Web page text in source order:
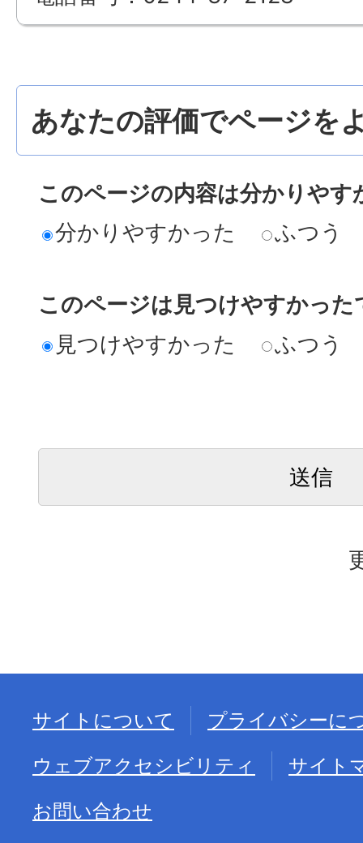
あなたの評価でページを
このページの内容は分かりやす
分かりやすかった
ふつう
このページは見つけやすかった
見つけやすかった
ふつう
サイトについて
プライバシーに
ウェブアクセシビリティ
サイト
お問い合わせ